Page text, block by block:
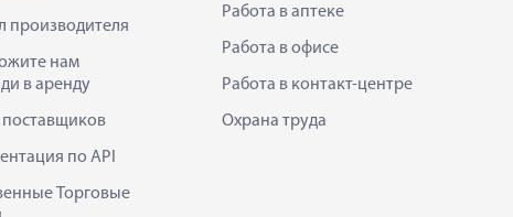
производителя
нам
в аренду
по API
Торговые
Работа в аптеке
Работа в офисе
Работа в контакт-центре
Охрана труда